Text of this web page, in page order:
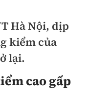
Hà Nội, dịp
kiểm của
lại.
cao gấp